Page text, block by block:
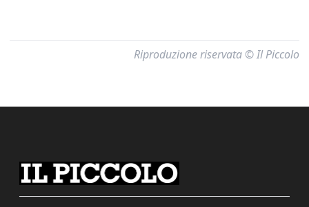
Riproduzione riservata © Il Piccolo